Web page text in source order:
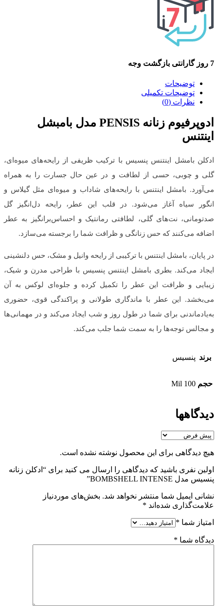
7 روز گارانتی بازگشت وجه
توضیحات
توضیحات تکمیلی
نظرات (0)
ادوپرفیوم زنانه PENSIS مدل بامبشل
اینتنس
ادکلن بامشل اینتنس پنسیس با ترکیب ظریفی از رایحه‌های میوه‌ای،
گلی و چوبی، حسی از لطافت و در عین حال جسارت را به همراه
می‌آورد. بامشل اینتنس با رایحه‌های شاداب و میوه‌ای مثل گیلاس و
انگور سیاه آغاز می‌شود. در قلب این عطر، رایحه دل‌انگیز گل
صدتومانی، نت‌های گلی، لطافتی رمانتیک و احساس‌برانگیز به عطر
اضافه می‌کنند که حس زنانگی و ظرافت شما را برجسته می‌سازد.
در پایان، بامشل اینتنس با ترکیبی از رایحه وانیل و مشک، حس دلنشینی
ایجاد می‌کند. بطری بامشل اینتنس پنسیس با طراحی مدرن و شیک،
زیبایی و ظرافت این عطر را تکمیل کرده و جلوه‌ای لوکس به آن
می‌بخشد. این عطر با ماندگاری طولانی و پراکندگی قوی، حضوری
به‌یادماندنی برای شما در طول روز و شب ایجاد می‌کند و در مهمانی‌ها
و مجالس توجه‌ها را به سمت شما جلب می‌کند.
برند پنسیس
حجم 100 Mil
دیدگاهها
هیچ دیدگاهی برای این محصول نوشته نشده است.
اولین نفری باشید که دیدگاهی را ارسال می کنید برای “ادکلن زنانه
پنسیس مدل BOMBSHELL INTENSE”
نشانی ایمیل شما منتشر نخواهد شد. بخش‌های موردنیاز
علامت‌گذاری شده‌اند *
امتیاز شما *
دیدگاه شما *